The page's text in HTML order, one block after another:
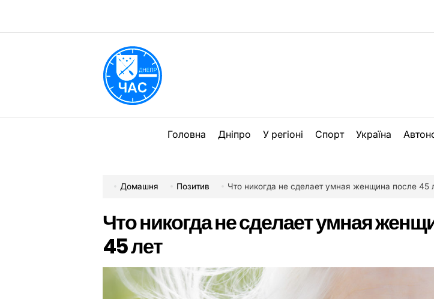
вмісту
Головна Дніпро У регіоні Спорт Україна
Домашня Позитив Что никогда не сделает умная женщина после 45
Что никогда не сделает умная
45 лет